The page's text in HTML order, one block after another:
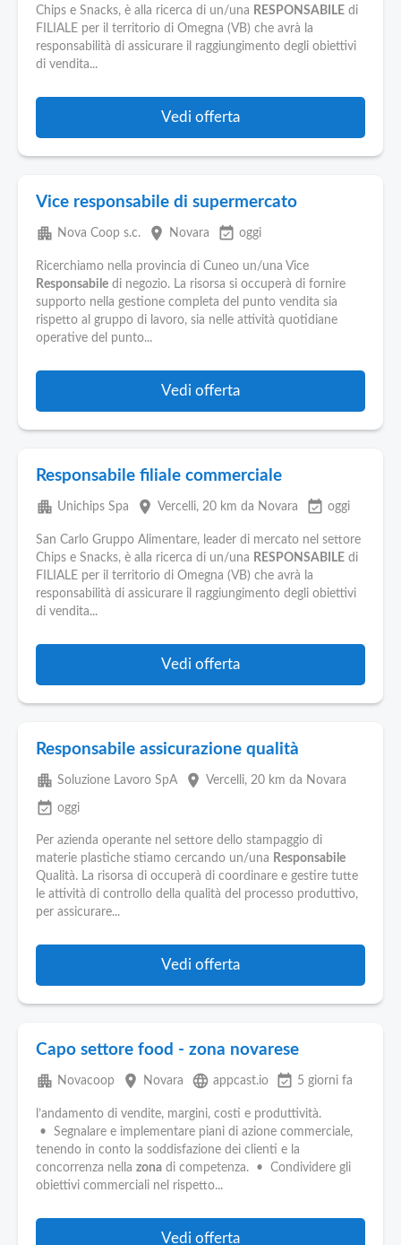
Chips e Snacks, è alla ricerca di un/una RESPONSABILE di
FILIALE per il territorio di Omegna (VB) che avrà la
responsabilità di assicurare il raggiungimento degli obiettivi
di vendita...
Vedi offerta
Vice responsabile di supermercato
apartment Nova Coop s.c. place Novara event_available oggi
Ricerchiamo nella provincia di Cuneo un/una Vice
Responsabile di negozio. La risorsa si occuperà di fornire
supporto nella gestione completa del punto vendita sia
rispetto al gruppo di lavoro, sia nelle attività quotidiane
operative del punto...
Vedi offerta
Responsabile filiale commerciale
apartment Unichips Spa place Vercelli, 20 km da Novara event_available oggi
San Carlo Gruppo Alimentare, leader di mercato nel settore
Chips e Snacks, è alla ricerca di un/una RESPONSABILE di
FILIALE per il territorio di Omegna (VB) che avrà la
responsabilità di assicurare il raggiungimento degli obiettivi
di vendita...
Vedi offerta
Responsabile assicurazione qualità
apartment Soluzione Lavoro SpA place Vercelli, 20 km da Novara
event_available oggi
Per azienda operante nel settore dello stampaggio di
materie plastiche stiamo cercando un/una Responsabile
Qualità. La risorsa di occuperà di coordinare e gestire tutte
le attività di controllo della qualità del processo produttivo,
per assicurare...
Vedi offerta
Capo settore food - zona novarese
apartment Novacoop place Novara language appcast.io event_available 5 giorni fa
l’andamento di vendite, margini, costi e produttività.
• Segnalare e implementare piani di azione commerciale,
tenendo in conto la soddisfazione dei clienti e la
concorrenza nella zona di competenza. • Condividere gli
obiettivi commerciali nel rispetto...
Vedi offerta